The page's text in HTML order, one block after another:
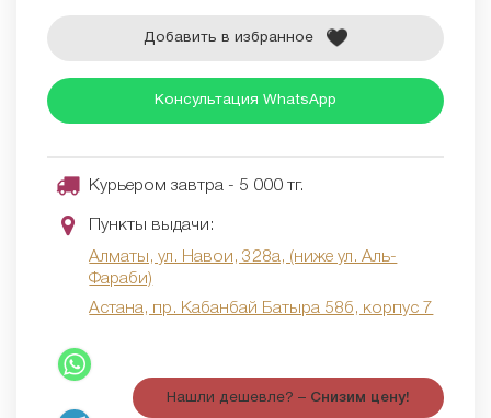
Добавить в избранное
Консультация WhatsApp
Курьером завтра - 5 000 тг.
Пункты выдачи:
Алматы, ул. Навои, 328а, (ниже ул. Аль-
Фараби)
Астана, пр. Кабанбай Батыра 58б, корпус 7
Нашли дешевле? – Снизим цену!